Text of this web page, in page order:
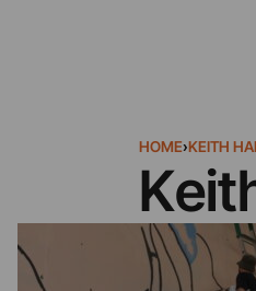
HOME›KEITH